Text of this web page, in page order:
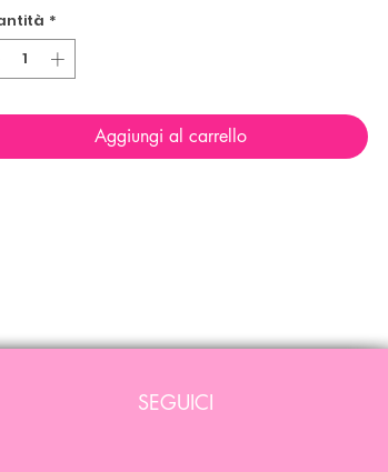
*
Aggiungi al carrello
SEGUICI